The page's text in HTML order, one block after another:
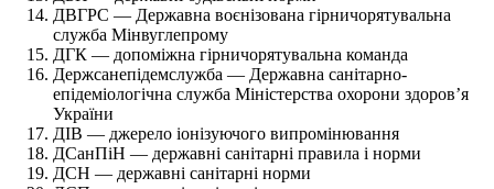
ДВГРС — Державна воєнізована гірничорятувальна
служба Мінвуглепрому
ДГК — допоміжна гірничорятувальна команда
Держсанепідемслужба — Державна санітарно-
епідеміологічна служба Міністерства охорони здоров’я
України
ДІВ — джерело іонізуючого випромінювання
ДСанПіН — державні санітарні правила і норми
ДСН — державні санітарні норми